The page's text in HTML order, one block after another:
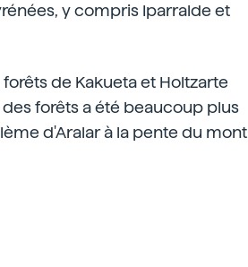
y compris Iparralde et
de Kakueta et Holtzarte
forêts a été beaucoup plus
d'Aralar à la pente du mont